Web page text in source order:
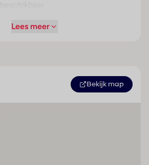
Lees meer
Bekijk map